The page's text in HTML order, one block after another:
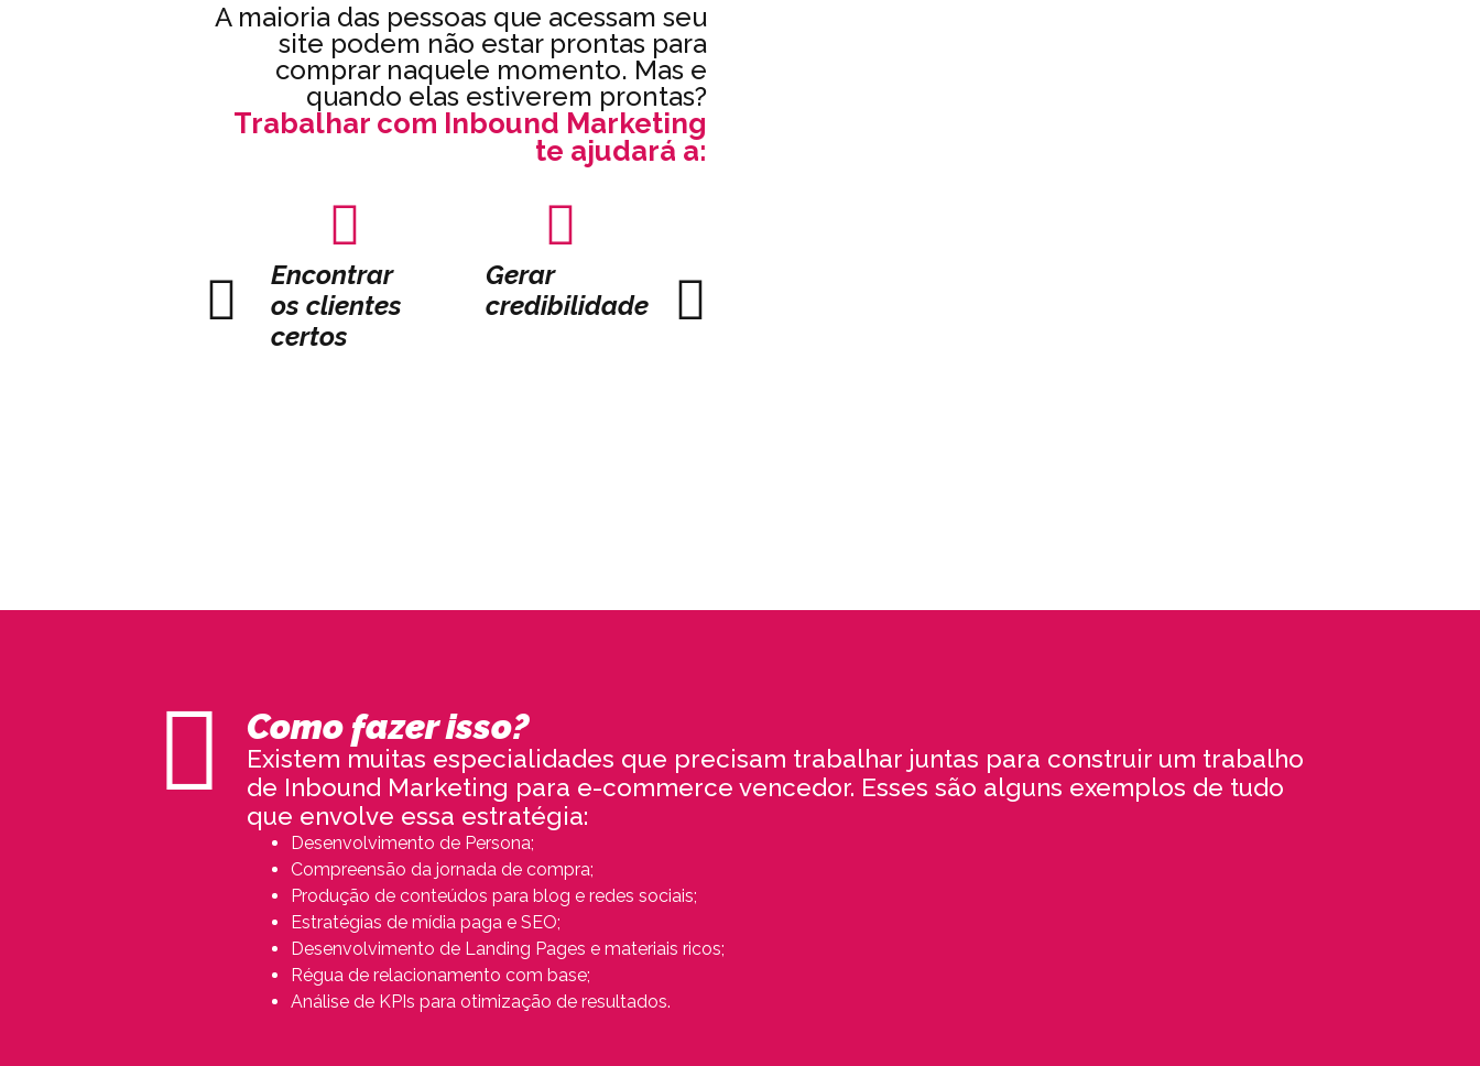
A maioria das pessoas que acessam seu
site podem não estar prontas para
comprar naquele momento. Mas e
quando elas estiverem prontas?
Trabalhar com Inbound Marketing
te ajudará a:
Encontrar
os clientes
certos
Gerar
credibilidade
Criar
Como fazer isso?
Existem muitas especialidades que precisam trabalhar juntas para construir um trabalho
de Inbound Marketing para e-commerce vencedor. Esses são alguns exemplos de tudo
que envolve essa estratégia:
Desenvolvimento de Persona;
Compreensão da jornada de compra;
Produção de conteúdos para blog e redes sociais;
Estratégias de mídia paga e SEO;
Desenvolvimento de Landing Pages e materiais ricos;
Régua de relacionamento com base;
Análise de KPIs para otimização de resultados.